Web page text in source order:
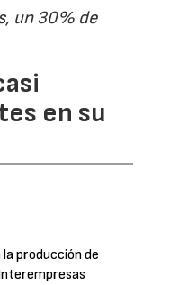
un 30% de
en su
producción de